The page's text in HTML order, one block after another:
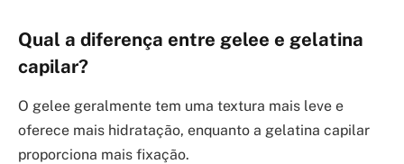
Qual a diferença entre gelee e gelatina
capilar?
O gelee geralmente tem uma textura mais leve e
oferece mais hidratação, enquanto a gelatina capilar
proporciona mais fixação.